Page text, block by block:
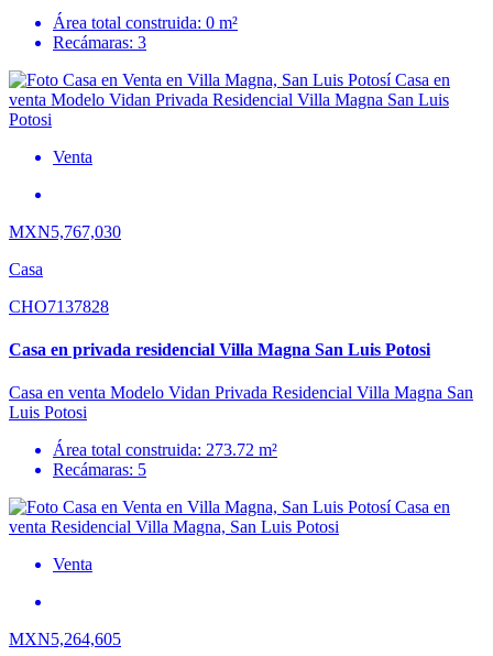
Área total construida: 0 m²
Recámaras: 3
Venta
MXN5,767,030
Casa
CHO7137828
Casa en privada residencial Villa Magna San Luis Potosi
Casa en venta Modelo Vidan Privada Residencial Villa Magna San
Luis Potosi
Área total construida: 273.72 m²
Recámaras: 5
Venta
MXN5,264,605